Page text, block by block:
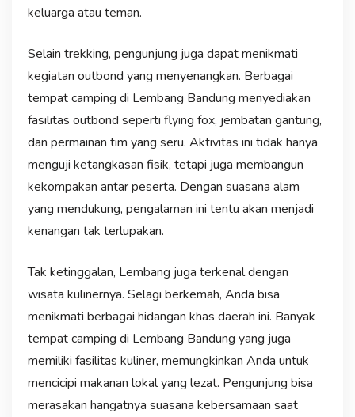
keluarga atau teman.
Selain trekking, pengunjung juga dapat menikmati
kegiatan outbond yang menyenangkan. Berbagai
tempat camping di Lembang Bandung menyediakan
fasilitas outbond seperti flying fox, jembatan gantung,
dan permainan tim yang seru. Aktivitas ini tidak hanya
menguji ketangkasan fisik, tetapi juga membangun
kekompakan antar peserta. Dengan suasana alam
yang mendukung, pengalaman ini tentu akan menjadi
kenangan tak terlupakan.
Tak ketinggalan, Lembang juga terkenal dengan
wisata kulinernya. Selagi berkemah, Anda bisa
menikmati berbagai hidangan khas daerah ini. Banyak
tempat camping di Lembang Bandung yang juga
memiliki fasilitas kuliner, memungkinkan Anda untuk
mencicipi makanan lokal yang lezat. Pengunjung bisa
merasakan hangatnya suasana kebersamaan saat